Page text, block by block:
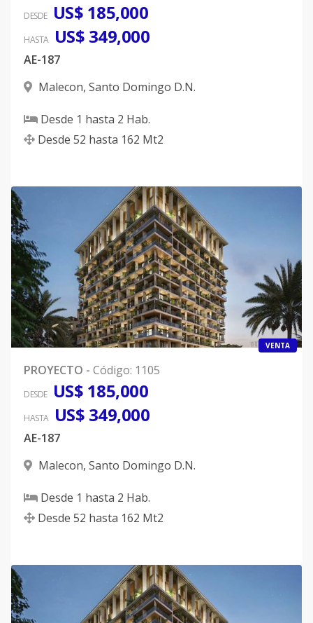
DESDE US$ 185,000
HASTA US$ 349,000
AE-187
Malecon, Santo Domingo D.N.
Desde 1 hasta 2 Hab.
Desde 52 hasta 162 Mt2
VENTA
PROYECTO - Código: 1105
DESDE US$ 185,000
HASTA US$ 349,000
AE-187
Malecon, Santo Domingo D.N.
Desde 1 hasta 2 Hab.
Desde 52 hasta 162 Mt2